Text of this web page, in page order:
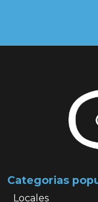
Categorias
Locales